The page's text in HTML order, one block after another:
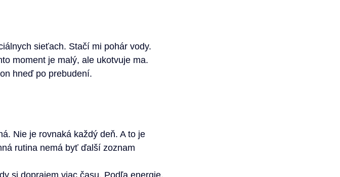
sieťach. Stačí mi pohár vody.
moment je malý, ale ukotvuje ma.
hneď po prebudení.
Nie je rovnaká každý deň. A to je
rutina nemá byť ďalší zoznam
si doprajem viac času. Podľa energie.